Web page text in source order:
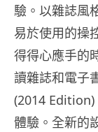
驗。 以雜誌風
易於使用的操
得得心應手的
讀雜誌和電子
(2014 Edition)
體驗。全新的